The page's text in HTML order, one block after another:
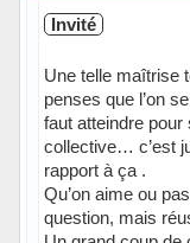
Invité
Une telle maîtrise
penses que l’on
faut atteindre pour
collective… c’est
rapport à ça .
Qu’on aime ou
question, mais